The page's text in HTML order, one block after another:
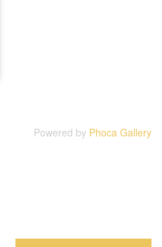
Powered by Phoca Gallery